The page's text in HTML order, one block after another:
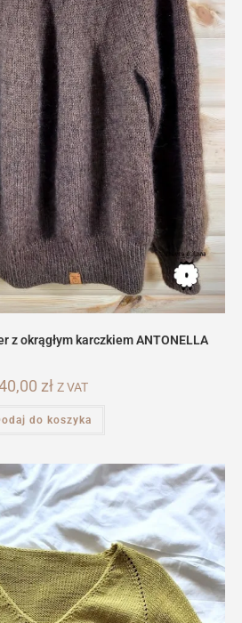
z okrągłym karczkiem ANTONELLA
zł Z VAT
do koszyka